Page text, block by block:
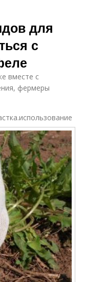
для
с
вместе с
фермеры
использование